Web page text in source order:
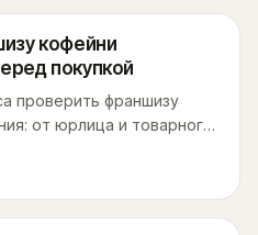
кофейни
покупкой
проверить франшизу
от юрлица и товарного